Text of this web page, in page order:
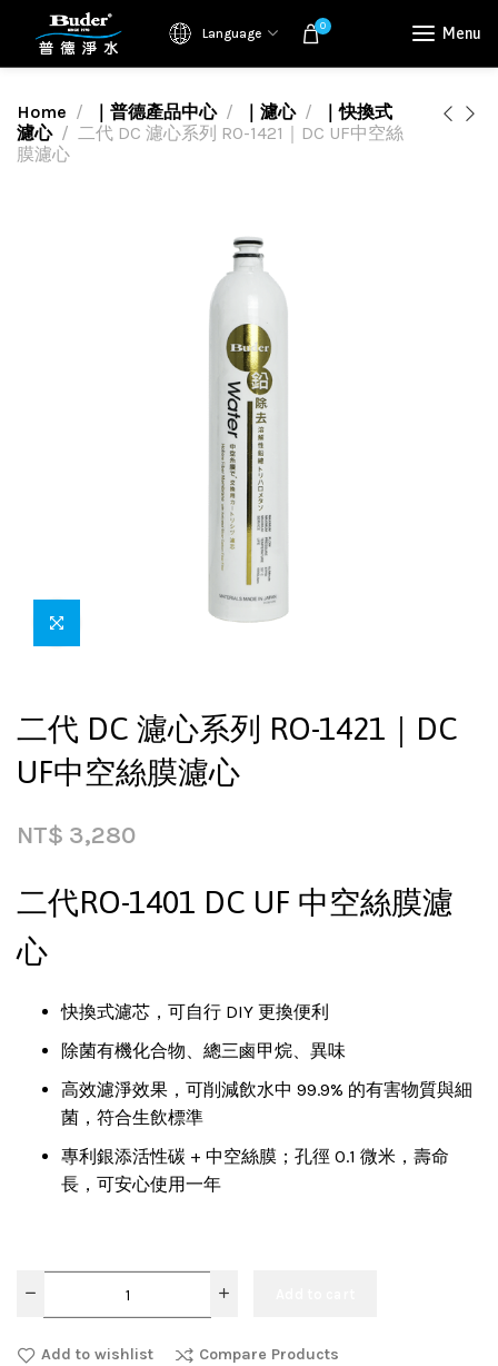
Language 0 Menu
Home ｜普德產品中心 ｜濾心
｜快換式
濾心
二代 DC 濾心系列 RO-1421｜DC UF中空絲
膜濾心
二代 DC 濾心系列 RO-1421｜DC
UF中空絲膜濾心
NT$ 3,280
二代RO-1401 DC UF 中空絲膜濾
心
快換式濾芯，可自行 DIY 更換便利
除菌有機化合物、總三鹵甲烷、異味
高效濾淨效果，可削減飲水中 99.9% 的有害物質與細
菌，符合生飲標準
專利銀添活性碳 + 中空絲膜；孔徑 0.1 微米，壽命
長，可安心使用一年
Add to wishlist Compare Products